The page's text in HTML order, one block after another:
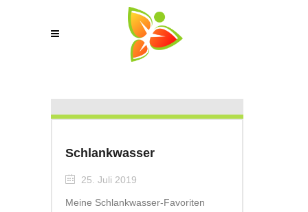
Schlankwasser
25. Juli 2019
Meine Schlankwasser-Favoriten